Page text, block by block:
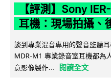
【評測】Sony
耳機：現場拍攝、
談到專業混音專用的聲音監聽
MDR-M1 專業錄音室耳機都為
意影像製作...
閱讀全文